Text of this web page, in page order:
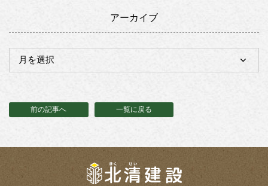
アーカイブ
前の記事へ 一覧に戻る